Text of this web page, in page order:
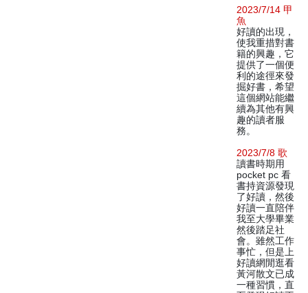
2023/7/14 甲
魚
好讀的出現，
使我重措對書
籍的興趣，它
提供了一個便
利的途徑來發
掘好書，希望
這個網站能繼
續為其他有興
趣的讀者服
務。
2023/7/8 歌
讀書時期用
pocket pc 看
書持資源發現
了好讀，然後
好讀一直陪伴
我至大學畢業
然後踏足社
會。雖然工作
事忙，但是上
好讀網閒逛看
黃河散文已成
一種習慣，直